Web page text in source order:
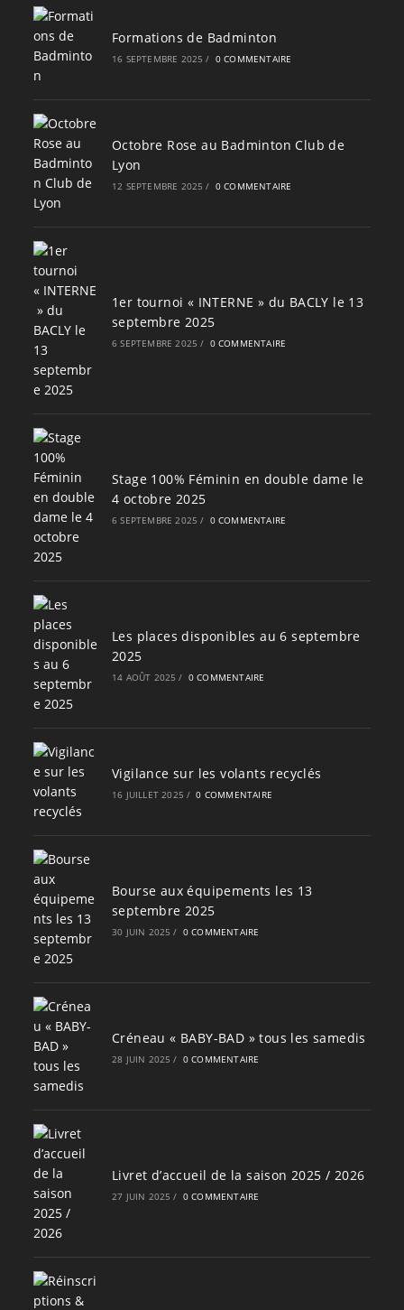
Formations de Badminton
16 SEPTEMBRE 2025 / 0 COMMENTAIRE
Octobre Rose au Badminton Club de
Lyon
12 SEPTEMBRE 2025 / 0 COMMENTAIRE
1er tournoi « INTERNE » du BACLY le 13
septembre 2025
6 SEPTEMBRE 2025 / 0 COMMENTAIRE
Stage 100% Féminin en double dame le
4 octobre 2025
6 SEPTEMBRE 2025 / 0 COMMENTAIRE
Les places disponibles au 6 septembre
2025
14 AOÛT 2025 / 0 COMMENTAIRE
Vigilance sur les volants recyclés
16 JUILLET 2025 / 0 COMMENTAIRE
Bourse aux équipements les 13
septembre 2025
30 JUIN 2025 / 0 COMMENTAIRE
Créneau « BABY-BAD » tous les samedis
28 JUIN 2025 / 0 COMMENTAIRE
Livret d’accueil de la saison 2025 / 2026
27 JUIN 2025 / 0 COMMENTAIRE